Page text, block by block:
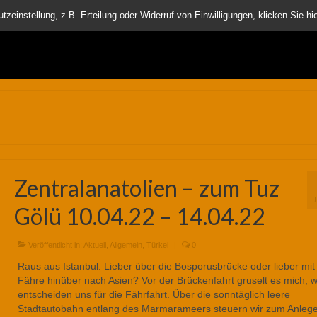
Zentralanatolien – zum Tuz
Gölü 10.04.22 – 14.04.22
Veröffentlicht in: Aktuell, Allgemein Türkei | 0
Raus aus Istanbul. Lieber über die Bosporusbrücke oder lieber mit
Fähre hinüber nach Asien? Vor der Brückenfahrt gruselt es mich,
entscheiden uns für die Fährfahrt. Über die sonntäglich leere
Stadtautobahn entlang des Marmarameers steuern wir zum
z.B. Erteilung oder Widerruf von Einwilligungen, klicken Sie